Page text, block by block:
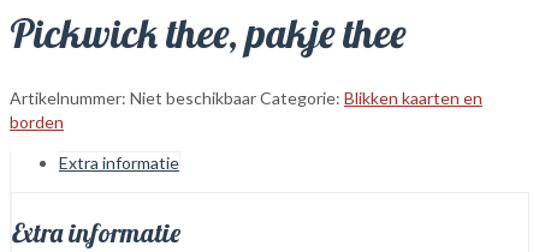
Pickwick thee, pakje thee
Artikelnummer: Niet beschikbaarCategorie: Blikken kaarten en
borden
Extra informatie
Extra informatie